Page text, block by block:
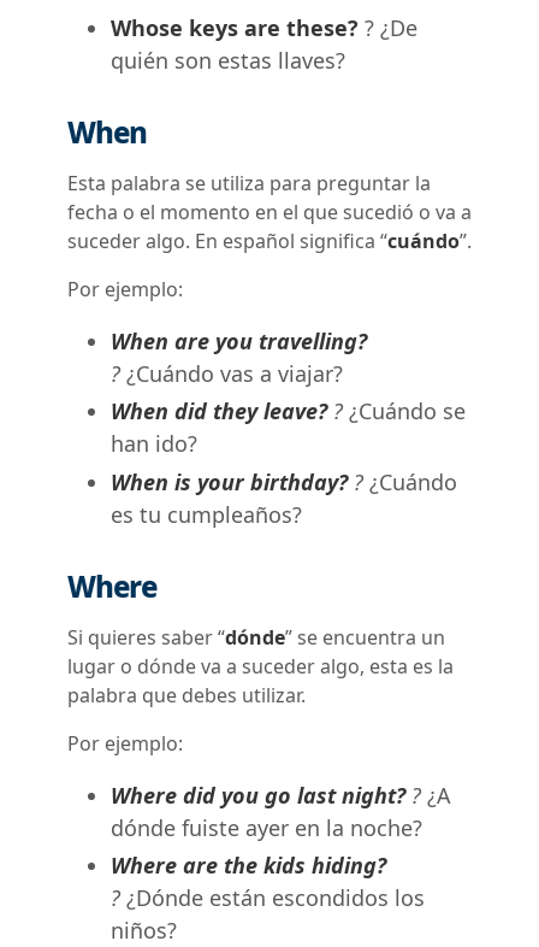
Whose keys are these? ? ¿De
quién son estas llaves?
When
Esta palabra se utiliza para preguntar la
fecha o el momento en el que sucedió o va a
suceder algo. En español significa “cuándo”.
Por ejemplo:
When are you travelling?
? ¿Cuándo vas a viajar?
When did they leave?? ¿Cuándo se
han ido?
When is your birthday?? ¿Cuándo
es tu cumpleaños?
Where
Si quieres saber “dónde” se encuentra un
lugar o dónde va a suceder algo, esta es la
palabra que debes utilizar.
Por ejemplo:
Where did you go last night?? ¿A
dónde fuiste ayer en la noche?
Where are the kids hiding?
? ¿Dónde están escondidos los
niños?